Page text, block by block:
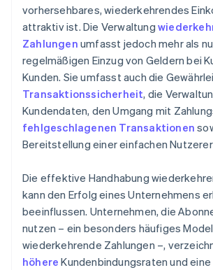
vorhersehbares, wiederkehrendes
attraktiv ist. Die Verwaltung
Zahlungen umfasst jedoch mehr als
regelmäßigen Einzug von Geldern bei
Kunden. Sie umfasst auch die
Transaktionssicherheit, die
Kundendaten, den Umgang mit
fehlgeschlagenen Transaktionen
Bereitstellung einer einfachen
Die effektive Handhabung
kann den Erfolg eines Unternehmens
beeinflussen. Unternehmen, die
nutzen – ein besonders häufiges
wiederkehrende Zahlungen –,
höhere Kundenbindungsraten und eine